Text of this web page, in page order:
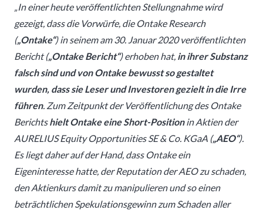
„In einer heute veröffentlichten Stellungnahme wird
gezeigt, dass die Vorwürfe, die Ontake Research
(„Ontake“) in seinem am 30. Januar 2020 veröffentlichten
Bericht („Ontake Bericht“) erhoben hat, in ihrer Substanz
falsch sind und von Ontake bewusst so gestaltet
wurden, dass sie Leser und Investoren gezielt in die Irre
führen. Zum Zeitpunkt der Veröffentlichung des Ontake
Berichtshielt Ontake eine Short-Positionin Aktien der
AURELIUS Equity Opportunities SE & Co. KGaA („AEO“).
Es liegt daher auf der Hand, dass Ontake ein
Eigeninteresse hatte, der Reputation der AEO zu schaden,
den Aktienkurs damit zu manipulieren und so einen
beträchtlichen Spekulationsgewinn zum Schaden aller